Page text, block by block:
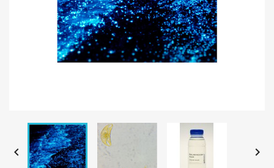
 